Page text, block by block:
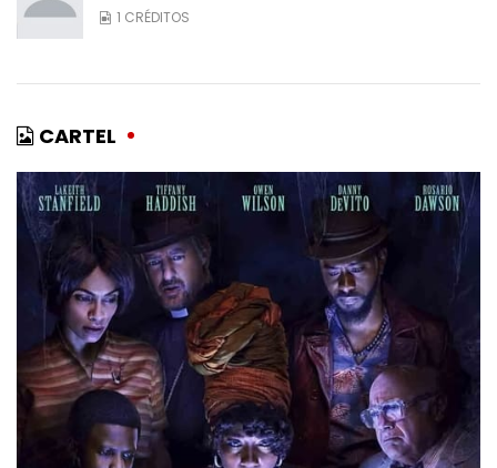
1 CRÉDITOS
CARTEL